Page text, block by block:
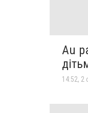
Au
14:52, 2